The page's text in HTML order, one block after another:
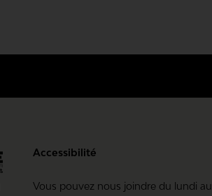
Accessibilité
Vous pouvez nous joindre du lundi au